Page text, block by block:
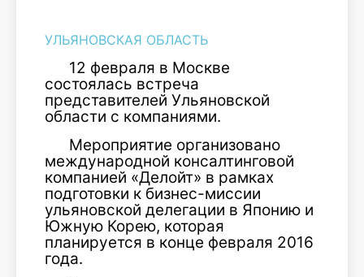
УЛЬЯНОВСКАЯ ОБЛАСТЬ
12 февраля в Москве
состоялась встреча
представителей Ульяновской
области с компаниями.
Мероприятие организовано
международной консалтинговой
компанией «Делойт» в рамках
подготовки к бизнес-миссии
ульяновской делегации в Японию и
Южную Корею, которая
планируется в конце февраля 2016
года.